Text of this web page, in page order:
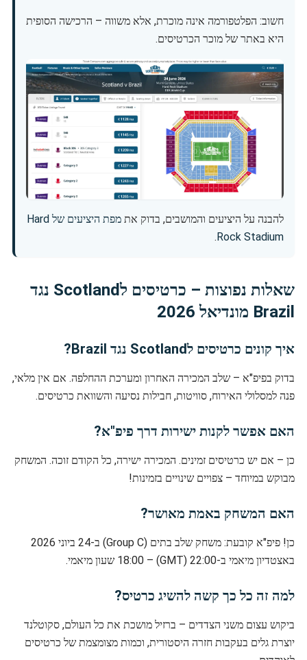
חשוב: הפלטפורמה אינה מוכרת, אלא משווה – הרכישה הסופית
היא באתר של מוכר הכרטיסים.
להבנה על היציעים והמושבים, בדוק את
מפת היציעים של Hard
Rock Stadium
.
שאלות נפוצות – כרטיסים לScotland נגד
Brazil מונדיאל 2026
איך קונים כרטיסים לScotland נגד Brazil?
בדוק בפיפ"א – שלב המכירה האחרון ומערכת ההחלפה. אם אין מלאי,
פנה למסלולי האירוח, סוויטות, חבילות נסיעה והשוואת כרטיסים.
האם אפשר לקנות ישירות דרך פיפ"א?
כן – אם יש כרטיסים זמינים. המכירה ישירה, כל הקודם זוכה. המשחק
מבוקש במיוחד – צפויים שינויים בזמינות!
האם המשחק באמת מאושר?
כן! פיפ"א קובעת: משחק שלב בתים (Group C) ב-24 ביוני 2026
באצטדיון מיאמי ב-22:00 (GMT) – 18:00 שעון מיאמי.
למה זה כל כך קשה להשיג כרטיס?
ביקוש עצום משני הצדדים – ברזיל מושכת את כל העולם, סקוטלנד
יוצרת גלים בעקבות חזרה היסטורית, וכמות מצומצמת של כרטיסים